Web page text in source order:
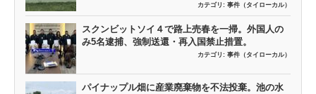
カテゴリ: 事件（タイローカル）
スクンビットソイ４で路上売春を一掃。外国人の
み5名逮捕、強制送還・再入国禁止措置。
カテゴリ: 事件（タイローカル）
パイナップル畑に産業廃棄物を不法投棄。池の水